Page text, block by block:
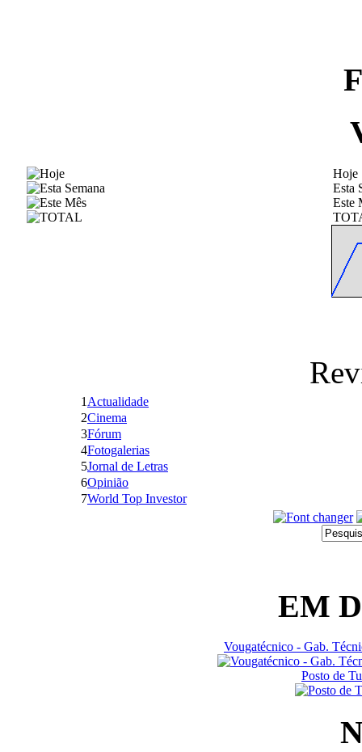
Hoje
Esta
Este
1 Actualidade
2Cinema
3Fórum
4Fotogalerias
5Jornal de Letras
6Opinião
7World Top Investor
EM
Vougatécnico - Gab.
Posto de